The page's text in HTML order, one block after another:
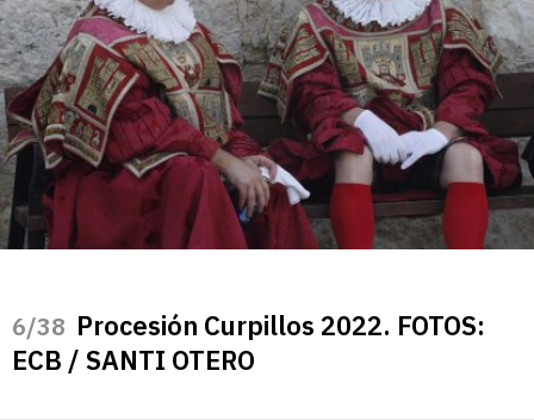
/38 Procesión Curpillos 2022. FOTOS:
ECB / SANTI OTERO